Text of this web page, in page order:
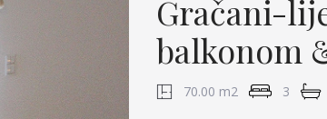
Gračani-
balkonom
70.00 m2 3